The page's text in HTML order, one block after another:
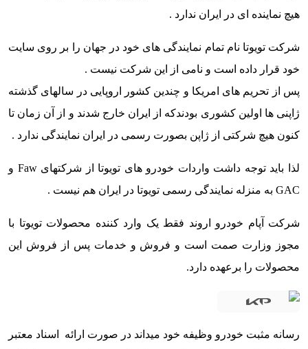
هیچ نماینده ای در ایران ندارد .
شرکت تویوتا نام تمام نمایندگی های خود در جهان را بر روی سایت
خود قرار داده است و نامی از این شرکت نیست .
پس از تحریم های امریکا و چندین کشور اروپایی در سالهای گذشته
ژاپنی ها اولین کشوری بودندکه از ایران خارج شدند و از آن زمان تا
کنون هیچ شرکتی از ژاپن بصورت رسمی در ایران نمایندگی ندارد .
لذا باید توجه داشت واردات خودرو های تویوتا از شرکتهای Faw و
GAC به منزله نمایندگی رسمی تویوتا در ایران هم نیست .
شرکت آپام خودرو اروند فقط یک وارد کننده محصولات تویوتا با
مجوز وزارت صمت است و فروش و خدمات پس از فروش این
محصولات را برعهده دارد.
رسانه مثبت خودرو وظیفه خود میداند در صورت ارائه اسناد معتبر